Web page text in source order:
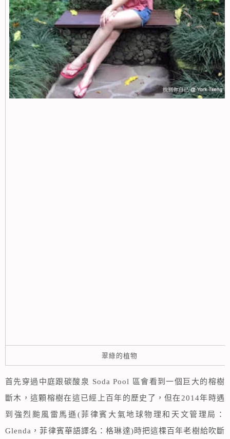
翠綠的植物
首先穿過中庭跟碳酸泉 Soda Pool 區會看到一個巨大的榕樹
斷木，這顆榕樹在這已經上百年的歷史了，但在2014年時遇
到強烈颱風雷馬遜(菲律賓大氣地球物理和天文管理局：
Glenda，菲律賓華語譯名：格琳達)時把這棵百年老樹給吹斷